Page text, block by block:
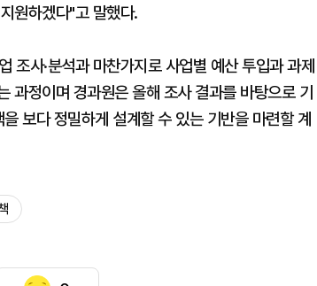
원하겠다"고 말했다.
조사·분석과 마찬가지로 사업별 예산 투입과 과제
과정이며 경과원은 올해 조사 결과를 바탕으로 기
보다 정밀하게 설계할 수 있는 기반을 마련할 계